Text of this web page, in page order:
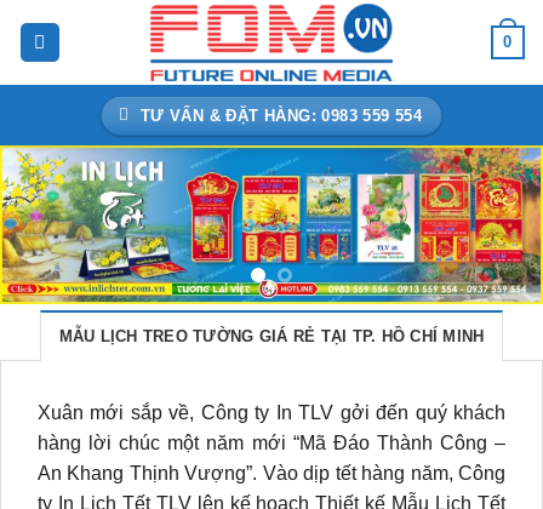
0
TƯ VẤN & ĐẶT HÀNG: 0983 559 554
MẪU LỊCH TREO TƯỜNG GIÁ RẺ TẠI TP. HỒ CHÍ MINH
Xuân mới sắp về, Công ty In TLV gởi đến quý khách
hàng lời chúc một năm mới “Mã Đáo Thành Công –
An Khang Thịnh Vượng”. Vào dịp tết hàng năm, Công
ty In Lịch Tết TLV lên kế hoạch Thiết kế Mẫu Lịch Tết